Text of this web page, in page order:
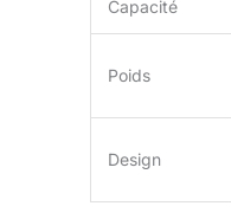
Capacité
Poids
Design